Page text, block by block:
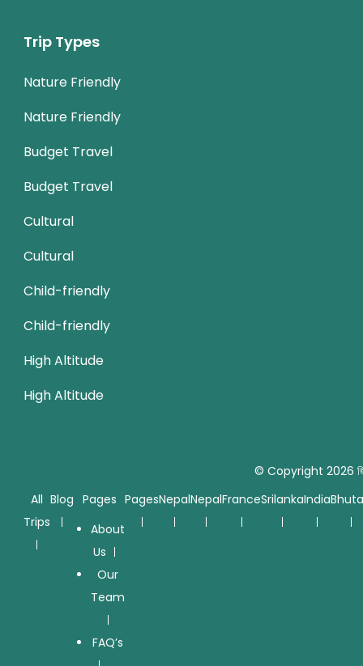
Trip Types
Nature Friendly
Nature Friendly
Budget Travel
Budget Travel
Cultural
Cultural
Child-friendly
Child-friendly
High Altitude
High Altitude
© Copyright 2026
All
Trips
Blog Pages
About
Us
Our
Team
FAQ’s
PagesNepalNepalFranceSrilankaIndia